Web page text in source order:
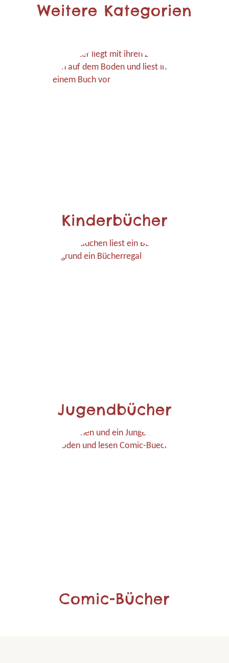
Weitere Kategorien
Kinderbücher
Jugendbücher
Comic-Bücher